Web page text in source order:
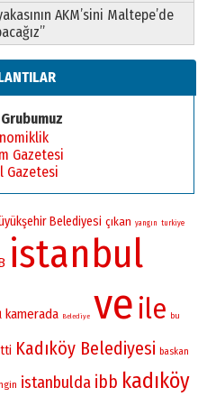
AKM’sini Maltepe’de
Gazetesi
Gazetesi
Belediyesi çıkan yangın turkiye
istanbul
kamerada Belediye ve ile bu
Kadıköy Belediyesi baskan
istanbulda ibb kadıköy